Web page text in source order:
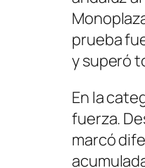
prueba
y superó
En la
fuerza.
marcó